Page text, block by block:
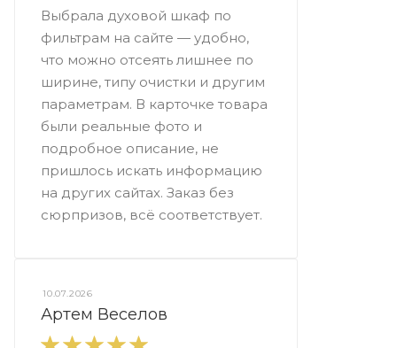
Выбрала духовой шкаф по
фильтрам на сайте — удобно,
что можно отсеять лишнее по
ширине, типу очистки и другим
параметрам. В карточке товара
были реальные фото и
подробное описание, не
пришлось искать информацию
на других сайтах. Заказ без
сюрпризов, всё соответствует.
10.07.2026
Артем Веселов